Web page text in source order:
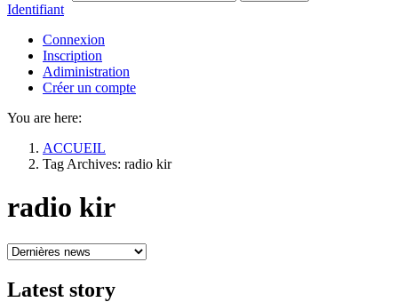
Identifiant
Connexion
Inscription
Adiministration
Créer un compte
You are here:
ACCUEIL
Tag Archives: radio kir
radio kir
Latest story